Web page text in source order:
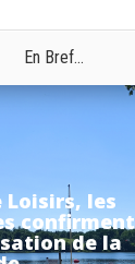
En Bref...
Loisirs, les
confirment
de la